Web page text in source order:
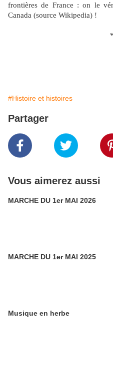
frontières de France : on le
Canada (source Wikipedia) !
*
#Histoire et histoires
Partager
Vous aimerez aussi
MARCHE DU 1er MAI 2026
MARCHE DU 1er MAI 2025
Musique en herbe